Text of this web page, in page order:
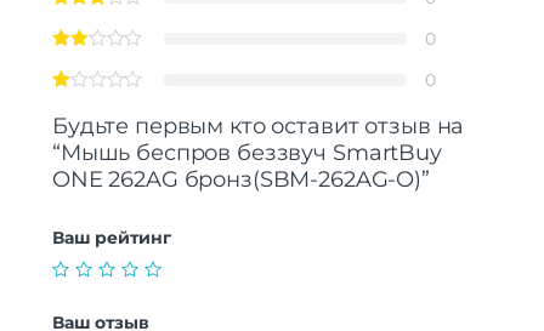
0
0
Будьте первым кто оставит отзыв на
“Мышь беспров беззвуч SmartBuy
ONE 262AG бронз(SBM-262AG-O)”
Ваш рейтинг
Ваш отзыв